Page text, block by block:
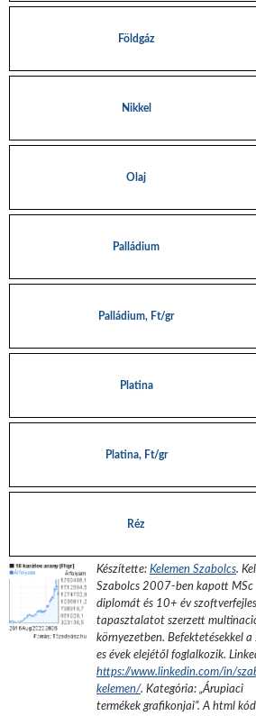
Földgáz
Nikkel
Olaj
Palládium
Palládium, Ft/gr
Platina
Platina, Ft/gr
Réz
Készítette: Kelemen Szabolcs.
Szabolcs 2007-ben kapott MSc
diplomát és 10+ év
tapasztalatot szerzett
környezetben. Befektetésekkel
es évek elejétől foglalkozik.
https://www.linkedin.com/in/
kelemen/. Kategória: „Árupiaci
termékek grafikonjai”.A html kód